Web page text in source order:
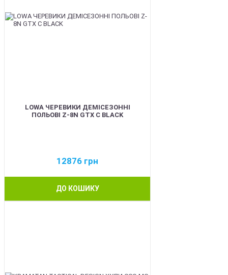
LOWA ЧЕРЕВИКИ ДЕМІСЕЗОННІ
ПОЛЬОВІ Z-8N GTX C BLACK
12876 грн
ДО КОШИКУ